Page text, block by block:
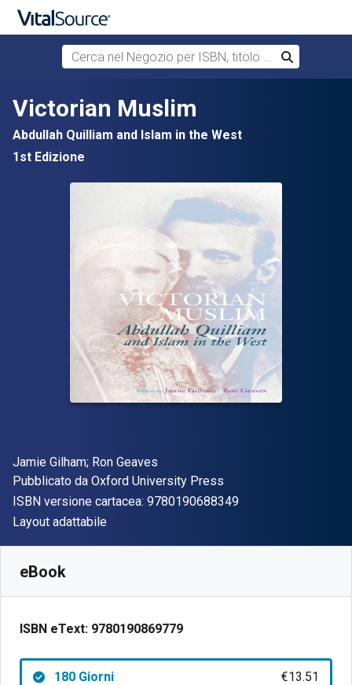
Passa al contenuto principale
Cerca nel Negozio per ISBN, titolo o autore
Cerca
Victorian Muslim
Abdullah Quilliam and Islam in the West
1st Edizione
Autore(i)
Jamie Gilham; Ron Geaves
Editore
Pubblicato da Oxford University Press
ISBN versione cartacea: 9780190688349"ISBN-13
Formato
Layout adattabile
eBook
ISBN eText: 9780190869779
180 Giorni €13.51